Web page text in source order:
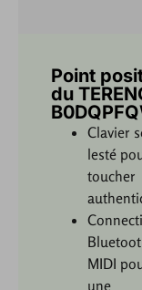
Point
du
Clavier
lesté
toucher
MIDI
une